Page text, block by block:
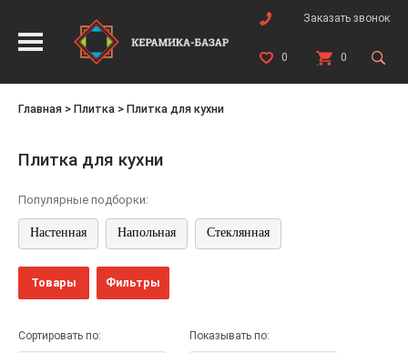
Заказать звонок
0 0
Главная > Плитка > Плитка для кухни
Плитка для кухни
Популярные подборки:
Настенная Напольная Стеклянная
Товары Фильтры
Сортировать по: Показывать по: